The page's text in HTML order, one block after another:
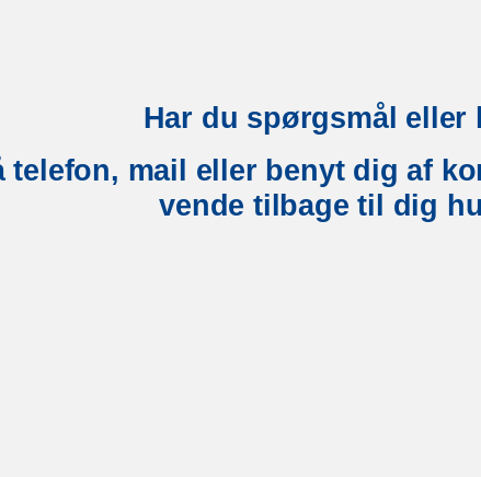
Har du spørgsmål eller
telefon, mail eller benyt dig af
vende tilbage til dig